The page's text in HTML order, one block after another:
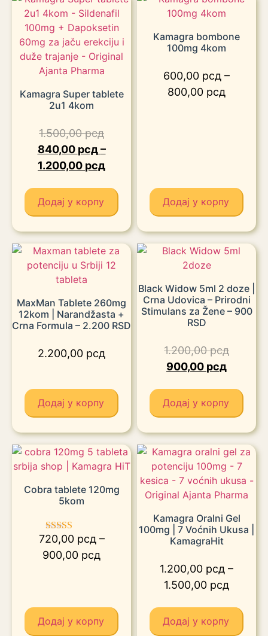
Kamagra Super tablete
2u1 4kom
1.500,00рсд
840,00 рсд –
1.200,00 рсд
Додај у корпу
Kamagra bombone
100mg 4kom
600,00 рсд –
800,00 рсд
Додај у корпу
MaxMan Tablete 260mg
12kom | Narandžasta +
Crna Formula – 2.200 RSD
2.200,00 рсд
Додај у корпу
Black Widow 5ml 2 doze |
Crna Udovica – Prirodni
Stimulans za Žene – 900
RSD
1.200,00рсд
900,00 рсд
Додај у корпу
Cobra tablete 120mg
5kom
Оцењено са
5.00
од 5
720,00 рсд –
900,00 рсд
Додај у корпу
Kamagra Oralni Gel
100mg | 7 Voćnih Ukusa |
KamagraHit
1.200,00 рсд –
1.500,00 рсд
Додај у корпу